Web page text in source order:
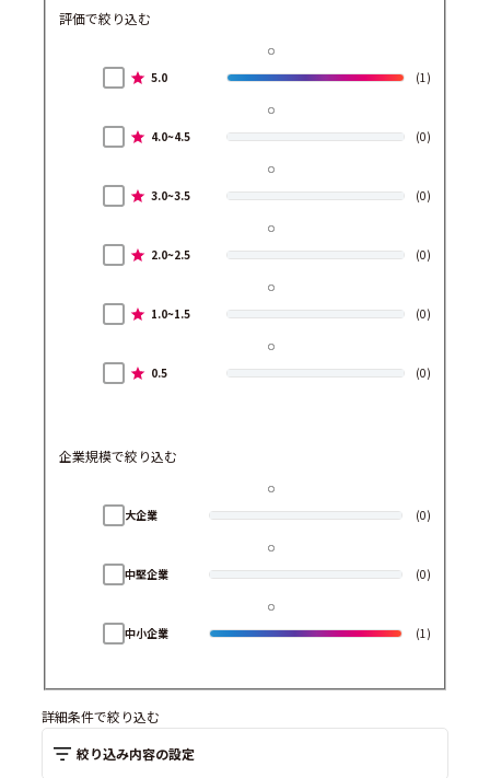
評価で絞り込む
5.0 (1)
4.0~4.5 (0)
3.0~3.5 (0)
2.0~2.5 (0)
1.0~1.5 (0)
0.5 (0)
企業規模で絞り込む
大企業 (0)
中堅企業 (0)
中小企業 (1)
詳細条件で絞り込む
絞り込み内容の設定